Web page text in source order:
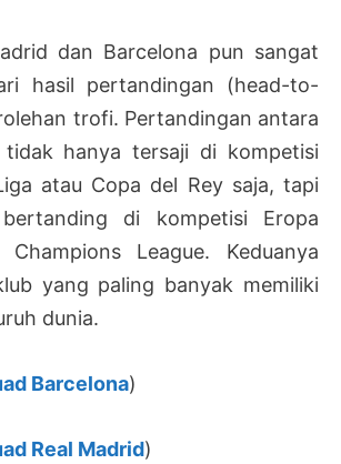
dan Barcelona pun sangat
hasil pertandingan (head-to-
trofi. Pertandingan antara
hanya tersaji di kompetisi
atau Copa del Rey saja, tapi
di kompetisi Eropa
Champions League. Keduanya
yang paling banyak memiliki
dunia.
Barcelona)
Real Madrid)